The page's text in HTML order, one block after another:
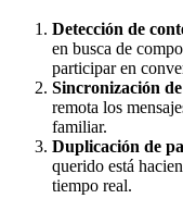
Detección de
en busca de
participar en
Sincronización
remota los
familiar.
Duplicación de
querido está
tiempo real.